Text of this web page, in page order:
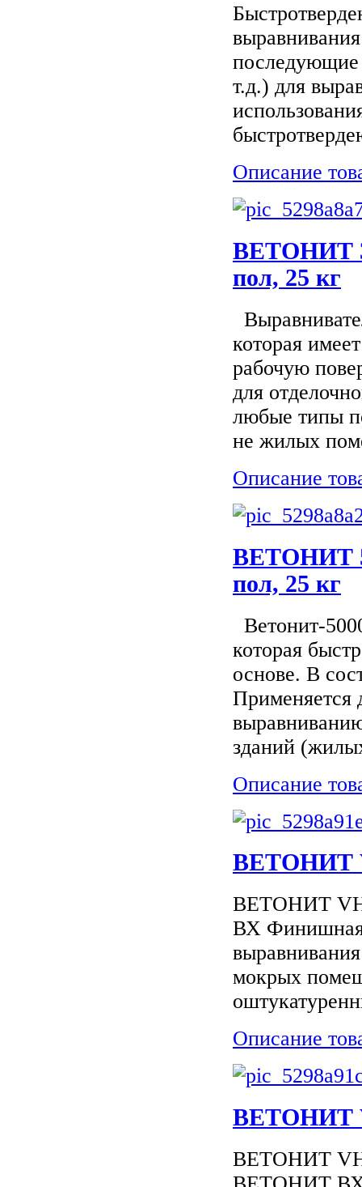
последующие
т.д.) для
Описание
ВЕТОНИТ
пол, 25 кг
которая
рабочую
для
любые типы
не жилых
Описание
ВЕТОНИТ
пол, 25 кг
Ветонит-
которая
основе. В
Применяется
зданий
Описание
ВЕТОНИТ
ВЕТОНИТ VН
ВХ Финишная
мокрых
Описание
ВЕТОНИТ
ВЕТОНИТ VН